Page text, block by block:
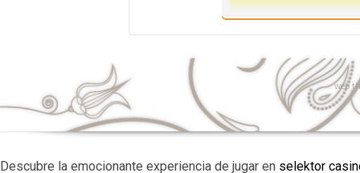
web
Descubre la emocionante experiencia de jugar en selektor